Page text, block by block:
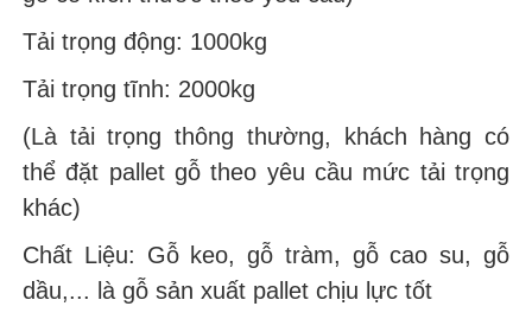
Tải trọng động: 1000kg
Tải trọng tĩnh: 2000kg
(Là tải trọng thông thường, khách hàng có
thể đặt pallet gỗ theo yêu cầu mức tải trọng
khác)
Chất Liệu: Gỗ keo, gỗ tràm, gỗ cao su, gỗ
dầu,... là gỗ sản xuất pallet chịu lực tốt